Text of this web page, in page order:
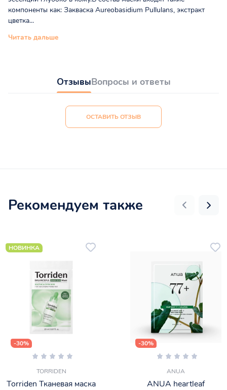
компоненты как: Закваска Aureobasidium Pullulans, экстракт
цветка...
Читать дальше
ОтзывыВопросы и ответы
ОСТАВИТЬ ОТЗЫВ
Рекомендуем также
НОВИНКА
-30%
TORRIDEN
Torriden Тканевая маска
-30%
ANUA
ANUA heartleaf